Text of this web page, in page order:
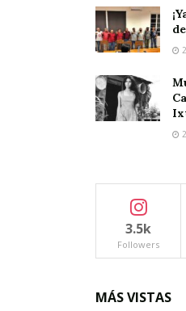
3.5k
Followers
MÁS VISTAS